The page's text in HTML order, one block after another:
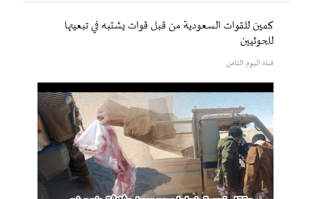
كمين للقوات السعودية من قبل قوات يشتبه في تبعيتها
للحوثيين
قناة اليوم الثامن